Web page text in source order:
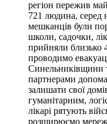
регіон пережив
721 людина, серед
мешканців були
школи, садочки,
прийняли близько
проводимо
Синельниківщини
партнерами
залишати свої
гуманітарним,
лікарі рятують
розширюємо мережу